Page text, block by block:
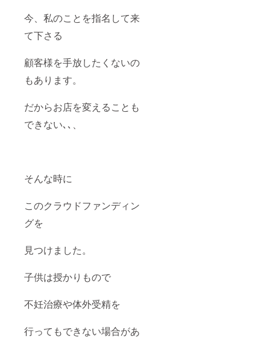
今、私のことを指名して来
て下さる
顧客様を手放したくないの
もあります。
だからお店を変えることも
できない､､、
そんな時に
このクラウドファンディン
グを
見つけました。
子供は授かりもので
不妊治療や体外受精を
行ってもできない場合があ